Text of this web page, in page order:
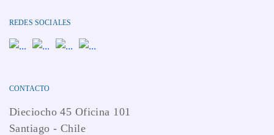
REDES SOCIALES
CONTACTO
Dieciocho 45 Oficina 101
Santiago - Chile